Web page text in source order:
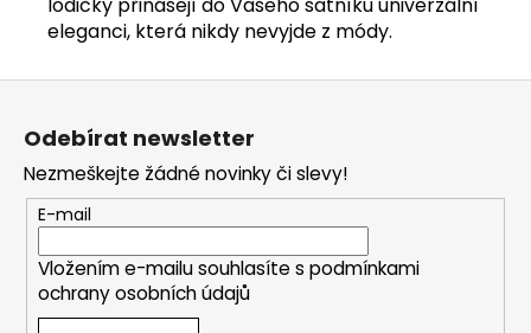
eleganci, která nikdy nevyjde z módy.
Z
Odebírat newsletter
Nezmeškejte žádné novinky či slevy!
E-mail
Vložením e-mailu souhlasíte s podmínkami
ochrany osobních údajů